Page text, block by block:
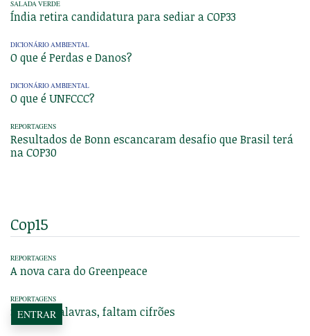
SALADA VERDE
Índia retira candidatura para sediar a COP33
DICIONÁRIO AMBIENTAL
O que é Perdas e Danos?
DICIONÁRIO AMBIENTAL
O que é UNFCCC?
REPORTAGENS
Resultados de Bonn escancaram desafio que Brasil terá
na COP30
Cop15
REPORTAGENS
A nova cara do Greenpeace
REPORTAGENS
Sobram palavras, faltam cifrões
ENTRAR